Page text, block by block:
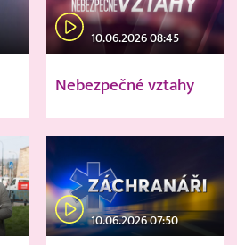
10.06.2026 08:45
Nebezpečné vztahy
10.06.2026 07:50